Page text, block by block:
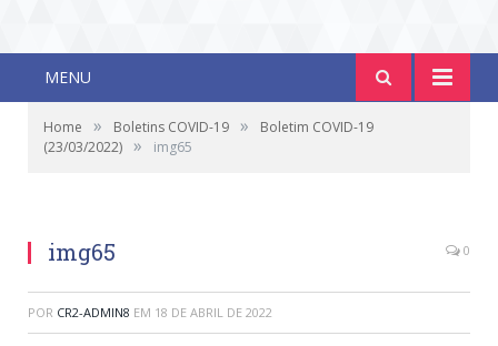
MENU
Home » Boletins COVID-19 »
Boletim COVID-19
(23/03/2022) » img65
img65 0
POR CR2-ADMIN8 EM 18 DE ABRIL DE 2022